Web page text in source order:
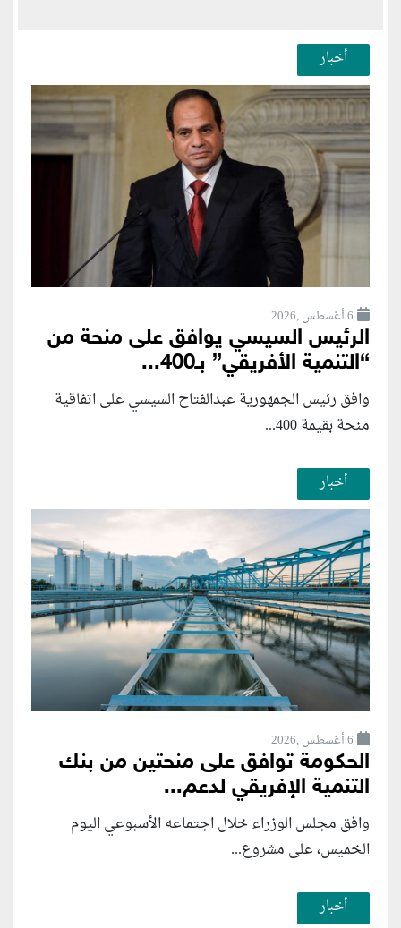
أخبار
6 أغسطس ,2026
الرئيس السيسي يوافق على منحة من
“التنمية الأفريقي” بـ400...
وافق رئيس الجمهورية عبدالفتاح السيسي على اتفاقية
منحة بقيمة 400...
أخبار
6 أغسطس ,2026
الحكومة توافق على منحتين من بنك
التنمية الإفريقي لدعم...
وافق مجلس الوزراء خلال اجتماعه الأسبوعي اليوم
الخميس، على مشروع...
أخبار